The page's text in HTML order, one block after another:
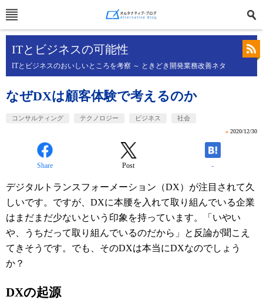
ITとビジネスの可能性
ITとビジネスのおいしいところを考察 ～ ときどき開発業務改善ネタ
なぜDXは顧客体験で考えるのか
コンサルティング テクノロジー ビジネス 社会
» 2020/12/30
Share Post -
デジタルトランスフォーメーション（DX）が注目されて久
しいです。ですが、DXに本腰を入れて取り組んでいる企業
はまだまだ少ないという印象を持っています。「いやい
や、うちだって取り組んでいるのだから」と反論が聞こえ
てきそうです。でも、そのDXは本当にDXなのでしょう
か？
DXの起源